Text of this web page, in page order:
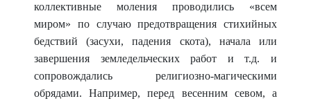
коллективные моления проводились «всем
миром» по случаю предотвращения стихийных
бедствий (засухи, падения скота), начала или
завершения земледельческих работ и т.д. и
сопровождались религиозно-магическими
обрядами. Например, перед весенним севом, а